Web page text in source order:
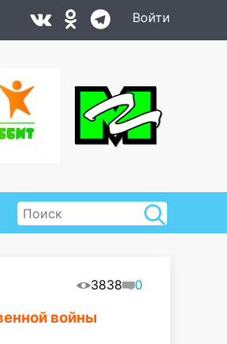
Войти
3838 0
войны